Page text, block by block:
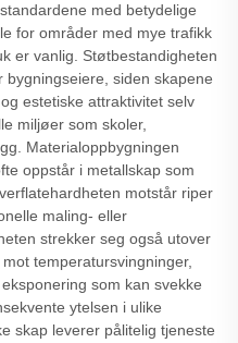
med betydelige
for områder med mye trafikk
er vanlig. Støtbestandigheten
siden skapene
estetiske attraktivitet selv
miljøer som skoler,
Materialoppbygningen
oppstår i metallskap som
motstår riper
maling- eller
strekker seg også utover
temperatursvingninger,
som kan svekke
ytelsen i ulike
skap leverer pålitelig tjeneste